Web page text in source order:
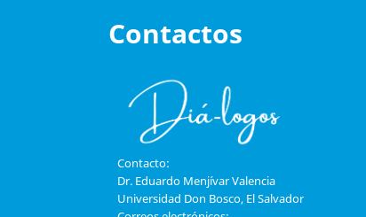
Contactos
Contacto:
Dr. Eduardo Menjívar Valencia
Universidad Don Bosco, El Salvador